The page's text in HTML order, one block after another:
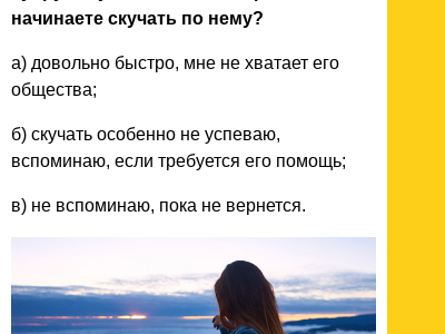
начинаете скучать по нему?
а) довольно быстро, мне не хватает его
общества;
б) скучать особенно не успеваю,
вспоминаю, если требуется его помощь;
в) не вспоминаю, пока не вернется.